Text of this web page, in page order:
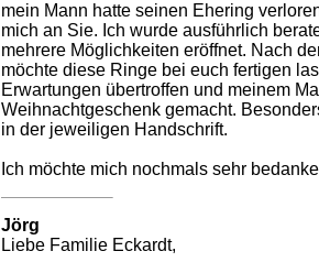
mein Mann hatte seinen Ehering
mich an Sie. Ich wurde ausführlich
mehrere Möglichkeiten eröffnet. Nach
möchte diese Ringe bei euch fertigen
Erwartungen übertroffen und meinem
Weihnachtgeschenk gemacht.
in der jeweiligen Handschrift.
Ich möchte mich nochmals sehr
Jörg
Liebe Familie Eckardt,